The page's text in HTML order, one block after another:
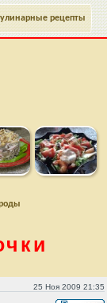
рецепты
25 Ноя 2009 21:35